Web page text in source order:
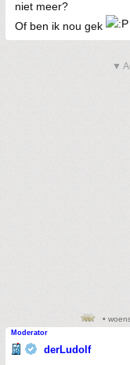
niet meer?
Of ben ik nou gek
▼
•
Moderator
derLudolf